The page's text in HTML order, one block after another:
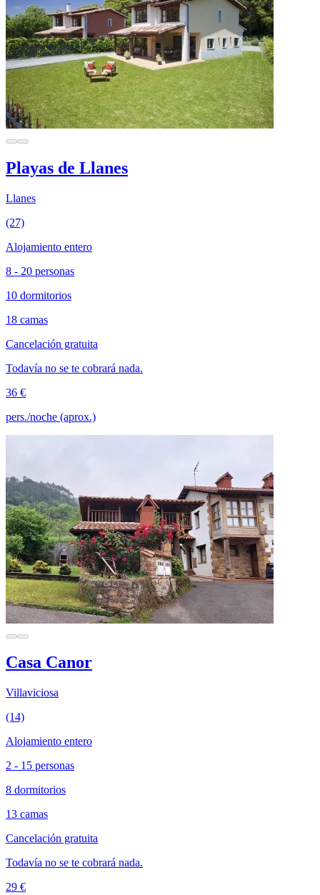
Playas de Llanes
Llanes
(27)
Alojamiento entero
8 - 20 personas
10 dormitorios
18 camas
Cancelación gratuita
Todavía no se te cobrará nada.
36 €
pers./noche (aprox.)
Casa Canor
Villaviciosa
(14)
Alojamiento entero
2 - 15 personas
8 dormitorios
13 camas
Cancelación gratuita
Todavía no se te cobrará nada.
29 €